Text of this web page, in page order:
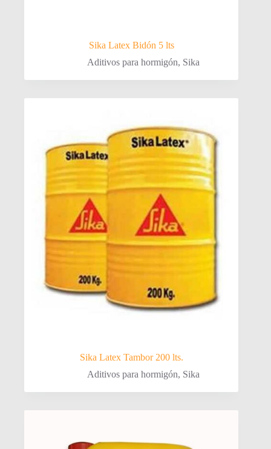
Sika Latex Bidón 5 lts
Aditivos para hormigón, Sika
Sika Latex Tambor 200 lts.
Aditivos para hormigón, Sika